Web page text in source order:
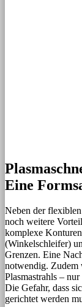
Eine
Neben der
noch weitere
komplexe
(Winkelschleifer)
Grenzen. Eine
notwendig. Zudem
Plasmastrahls –
Die Gefahr, dass
gerichtet werden